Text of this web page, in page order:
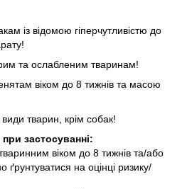
із відомою гіперчутливістю до
та ослабленим тваринам!
віком до 8 тижнів та масою
тварин, крім собак!
застосуванні:
віком до 8 тижнів та/або
ґрунтуватися на оцінці ризику/